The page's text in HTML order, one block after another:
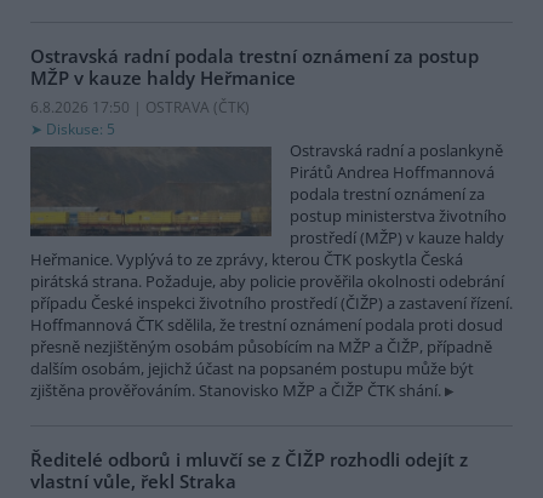
Ostravská radní podala trestní oznámení za postup
MŽP v kauze haldy Heřmanice
6.8.2026 17:50 | OSTRAVA (ČTK)
Diskuse: 5
Ostravská radní a poslankyně
Pirátů Andrea Hoffmannová
podala trestní oznámení za
postup ministerstva životního
prostředí (MŽP) v kauze haldy
Heřmanice. Vyplývá to ze zprávy, kterou ČTK poskytla Česká
pirátská strana. Požaduje, aby policie prověřila okolnosti odebrání
případu České inspekci životního prostředí (ČIŽP) a zastavení řízení.
Hoffmannová ČTK sdělila, že trestní oznámení podala proti dosud
přesně nezjištěným osobám působícím na MŽP a ČIŽP, případně
dalším osobám, jejichž účast na popsaném postupu může být
zjištěna prověřováním. Stanovisko MŽP a ČIŽP ČTK shání.
Ředitelé odborů i mluvčí se z ČIŽP rozhodli odejít z
vlastní vůle, řekl Straka